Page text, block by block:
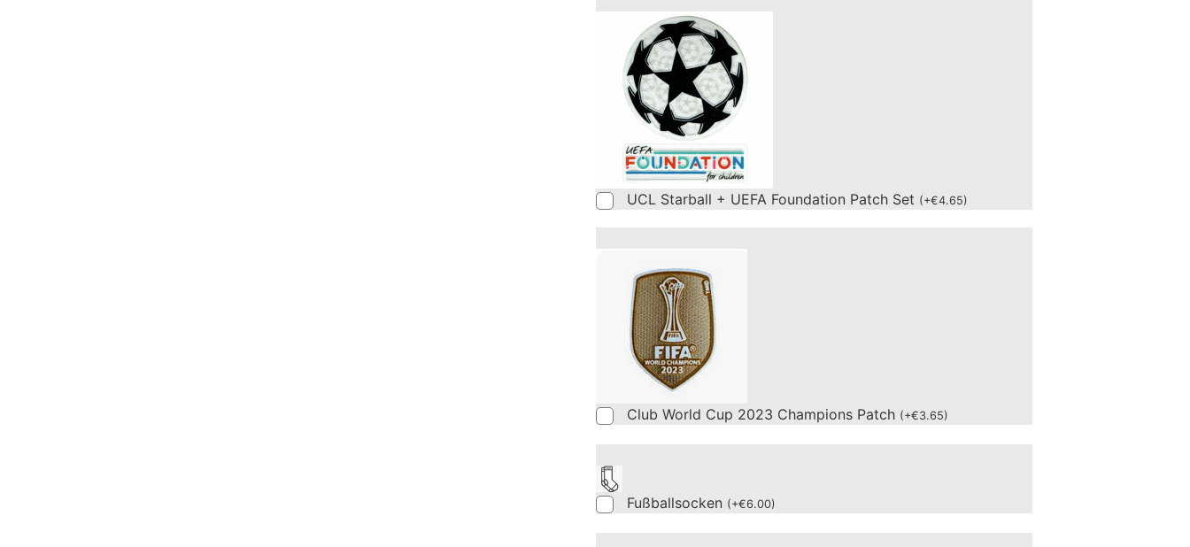
UCL Starball + UEFA Foundation Patch Set (+€4.65)
Club World Cup 2023 Champions Patch (+€3.65)
Fußballsocken (+€6.00)